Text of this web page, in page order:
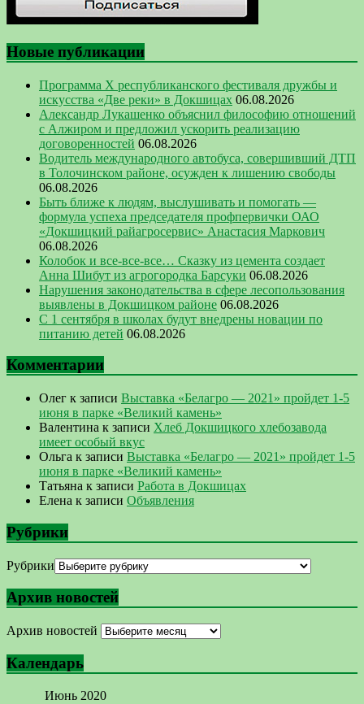
Новые публикации
Программа Х республиканского фестиваля дружбы и
искусства «Две реки» в Докшицах 06.08.2026
Александр Лукашенко объяснил философию отношений
с Алжиром и предложил ускорить реализацию
договоренностей 06.08.2026
Водитель международного автобуса, совершивший ДТП
в Толочинском районе, осужден к лишению свободы
06.08.2026
Быть ближе к людям, выслушивать и помогать —
формула успеха председателя профпервички ОАО
«Докшицкий райагросервис» Анастасия Маркович
06.08.2026
Колобок и все-все-все… Сказку из цемента создает
Анна Шибут из агрогородка Барсуки 06.08.2026
Нарушения законодательства в сфере лесопользования
выявлены в Докшицком районе 06.08.2026
С 1 сентября в школах будут внедрены новации по
питанию детей 06.08.2026
Комментарии
Олег к записи Выставка «Белагро — 2021» пройдет 1-5
июня в парке «Великий камень»
Валентина к записи Хлеб Докшицкого хлебозавода
имеет особый вкус
Ольга к записи Выставка «Белагро — 2021» пройдет 1-5
июня в парке «Великий камень»
Татьяна к записи Работа в Докшицах
Елена к записи Объявления
Рубрики
Рубрики
Архив новостей
Архив новостей
Календарь
Июнь 2020